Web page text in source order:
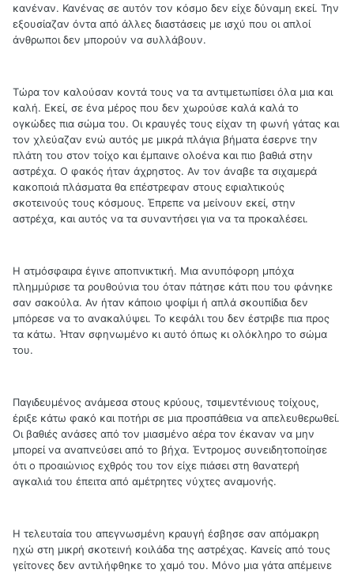
κανέναν. Κανένας σε αυτόν τον κόσμο δεν είχε δύναμη εκεί. Την
εξουσίαζαν όντα από άλλες διαστάσεις με ισχύ που οι απλοί
άνθρωποι δεν μπορούν να συλλάβουν.
Τώρα τον καλούσαν κοντά τους να τα αντιμετωπίσει όλα μια και
καλή. Εκεί, σε ένα μέρος που δεν χωρούσε καλά καλά το
ογκώδες πια σώμα του. Οι κραυγές τους είχαν τη φωνή γάτας και
τον χλεύαζαν ενώ αυτός με μικρά πλάγια βήματα έσερνε την
πλάτη του στον τοίχο και έμπαινε ολοένα και πιο βαθιά στην
αστρέχα. Ο φακός ήταν άχρηστος. Αν τον άναβε τα σιχαμερά
κακοποιά πλάσματα θα επέστρεφαν στους εφιαλτικούς
σκοτεινούς τους κόσμους. Έπρεπε να μείνουν εκεί, στην
αστρέχα, και αυτός να τα συναντήσει για να τα προκαλέσει.
Η ατμόσφαιρα έγινε αποπνικτική. Μια ανυπόφορη μπόχα
πλημμύρισε τα ρουθούνια του όταν πάτησε κάτι που του φάνηκε
σαν σακούλα. Αν ήταν κάποιο ψοφίμι ή απλά σκουπίδια δεν
μπόρεσε να το ανακαλύψει. Το κεφάλι του δεν έστριβε πια προς
τα κάτω. Ήταν σφηνωμένο κι αυτό όπως κι ολόκληρο το σώμα
του.
Παγιδευμένος ανάμεσα στους κρύους, τσιμεντένιους τοίχους,
έριξε κάτω φακό και ποτήρι σε μια προσπάθεια να απελευθερωθεί.
Οι βαθιές ανάσες από τον μιασμένο αέρα τον έκαναν να μην
μπορεί να αναπνεύσει από το βήχα. Έντρομος συνειδητοποίησε
ότι ο προαιώνιος εχθρός του τον είχε πιάσει στη θανατερή
αγκαλιά του έπειτα από αμέτρητες νύχτες αναμονής.
Η τελευταία του απεγνωσμένη κραυγή έσβησε σαν απόμακρη
ηχώ στη μικρή σκοτεινή κοιλάδα της αστρέχας. Κανείς από τους
γείτονες δεν αντιλήφθηκε το χαμό του. Μόνο μια γάτα απέμεινε